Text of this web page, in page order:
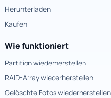
Herunterladen
Kaufen
Wie funktioniert
Partition wiederherstellen
RAID-Array wiederherstellen
Gelöschte Fotos wiederherstellen